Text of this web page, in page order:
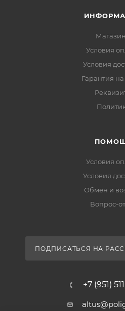
Условия
Условия
Гарантия на
Условия
Условия
Обмен и
Вопрос-
ПОДПИСАТЬСЯ НА
+7 (951)